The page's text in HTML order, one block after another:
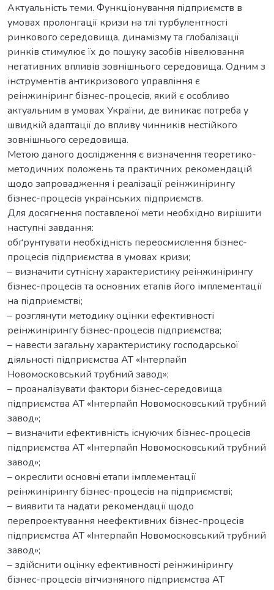
Актуальність теми. Функціонування підприємств в
умовах пролонгації кризи на тлі турбулентності
ринкового середовища, динамізму та глобалізації
ринків стимулює їх до пошуку засобів нівелювання
негативних впливів зовнішнього середовища. Одним з
інструментів антикризового управління є
реінжиніринг бізнес-процесів, який є особливо
актуальним в умовах України, де виникає потреба у
швидкій адаптації до впливу чинників нестійкого
зовнішнього середовища.
Метою даного дослідження є визначення теоретико-
методичних положень та практичних рекомендацій
щодо запровадження і реалізації реінжинірингу
бізнес-процесів українських підприємств.
Для досягнення поставленої мети необхідно вирішити
наступні завдання:
обґрунтувати необхідність переосмислення бізнес-
процесів підприємства в умовах кризи;
– визначити сутнісну характеристику реінжинірингу
бізнес-процесів та основних етапів його імплементації
на підприємстві;
– розглянути методику оцінки ефективності
реінжинірингу бізнес-процесів підприємства;
– навести загальну характеристику господарської
діяльності підприємства АТ «Інтерпайп
Новомосковський трубний завод»;
– проаналізувати фактори бізнес-середовища
підприємства АТ «Інтерпайп Новомосковський трубний
завод»;
– визначити ефективність існуючих бізнес-процесів
підприємства АТ «Інтерпайп Новомосковський трубний
завод»;
– окреслити основнi етапи імплементації
реінжинірингу бізнес-процесів на підприємстві;
– виявити та надати рекомендації щодо
перепроектування неефективних бізнес-процесів
підприємства АТ «Інтерпайп Новомосковський трубний
завод»;
– здійснити оцінку ефективності реінжинірингу
бізнес-процесів вітчизняного підприємства АТ